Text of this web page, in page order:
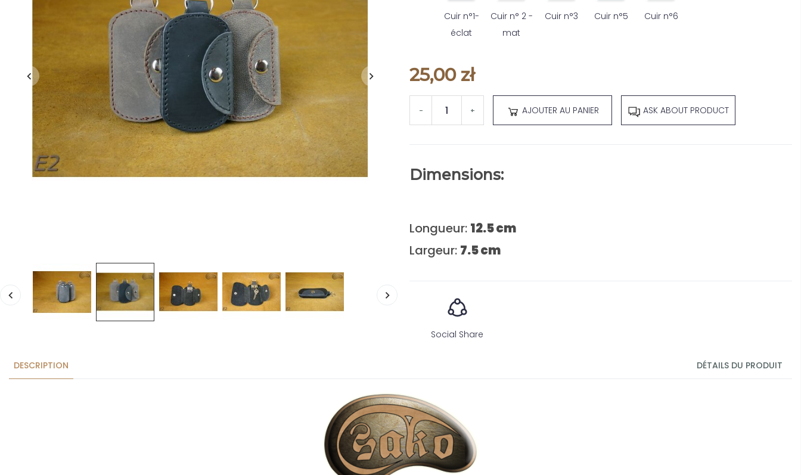
Cuir n°1-
éclat
Cuir n° 2 -
mat
Cuir n°3 Cuir n°5 Cuir n°6
25,00 zł
- + AJOUTER AU PANIER ASK ABOUT PRODUCT
Dimensions:
Longueur: 12.5 cm
Largeur: 7.5 cm
Social Share
DESCRIPTION DÉTAILS DU PRODUIT